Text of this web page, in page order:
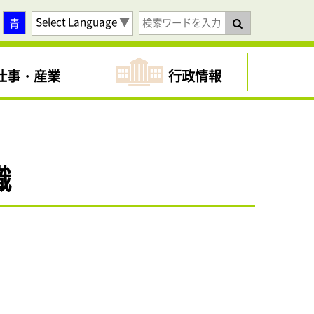
青 Select Language▼
事・産業 行政情報